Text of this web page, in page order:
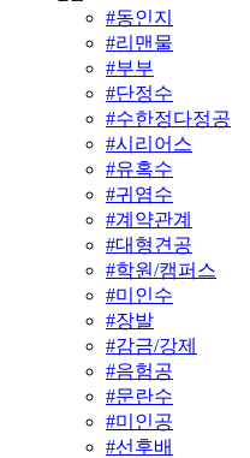
#동인지
#리맨물
#부부
#단정수
#수한정다정공
#시리어스
#유혹수
#귀염수
#계약관계
#대형견공
#학원/캠퍼스
#미인수
#장발
#감금/강제
#음험공
#문란수
#미인공
#선후배